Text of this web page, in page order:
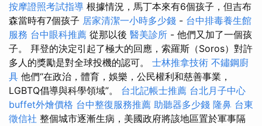
按摩證照考試指導 根據情況，馬丁本來有6個孩子，但吉布
森當時有7個孩子 居家清潔一小時多少錢 - 台中排毒養生館
服務 台中眼科推薦 從那以後 醫美診所 - 他們又加了一個孩
子。 拜登的決定引起了極大的回應，索羅斯（Soros）對許
多人的獎勵是對全球投機的認可。 士林推拿技術 不鏽鋼廚
具 他們“在政治，體育，娛樂，公民權利和慈善事業，
LGBTQ倡導與科學領域”。 台北記帳士推薦 台北月子中心
buffet外燴價格 台中整復服務推薦 助聽器多少錢 隆鼻 台東
徵信社 整個城市逐漸生病，美國政府將該地區置於軍事隔